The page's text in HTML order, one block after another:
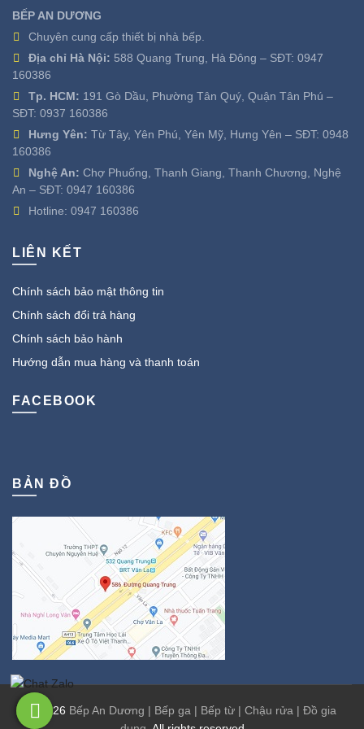
BẾP AN DƯƠNG
Chuyên cung cấp thiết bị nhà bếp.
Địa chỉ Hà Nội: 588 Quang Trung, Hà Đông – SĐT: 0947
160386
Tp. HCM: 191 Gò Dầu, Phường Tân Quý, Quận Tân Phú –
SĐT: 0937 160386
Hưng Yên: Từ Tây, Yên Phú, Yên Mỹ, Hưng Yên – SĐT: 0948
160386
Nghệ An: Chợ Phuống, Thanh Giang, Thanh Chương, Nghệ
An – SĐT: 0947 160386
Hotline: 0947 160386
LIÊN KẾT
Chính sách bảo mật thông tin
Chính sách đổi trả hàng
Chính sách bảo hành
Hướng dẫn mua hàng và thanh toán
FACEBOOK
BẢN ĐỒ
© 2026 Bếp An Dương | Bếp ga | Bếp từ | Chậu rửa | Đồ gia